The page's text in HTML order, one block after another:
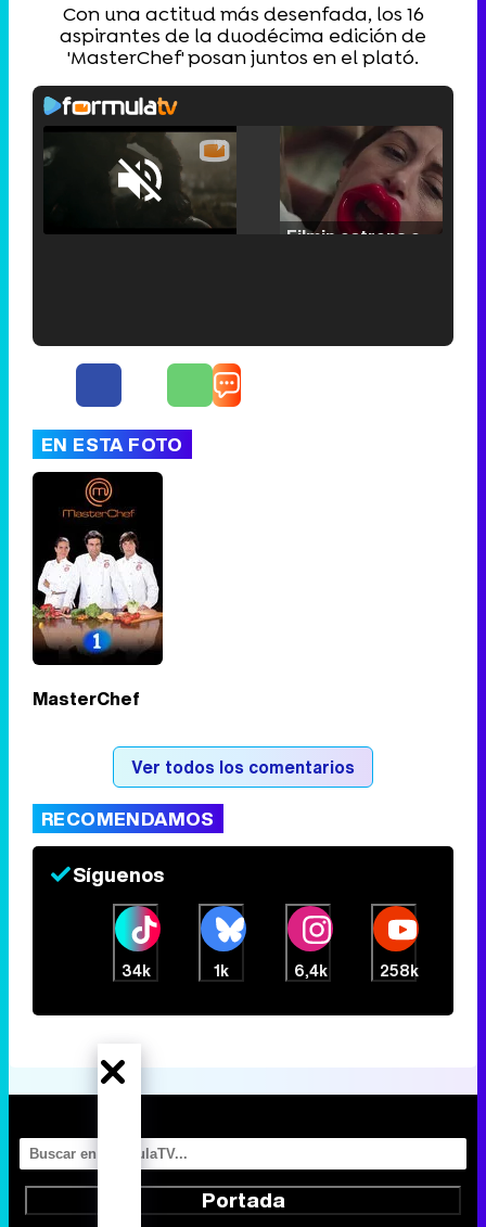
Con una actitud más desenfada, los 16
aspirantes de la duodécima edición de
'MasterChef' posan juntos en el plató.
Unmute /
EN ESTA FOTO
MasterChef
Ver todos los comentarios
RECOMENDAMOS
Síguenos
34k 1k 6,4k 258k
Portada